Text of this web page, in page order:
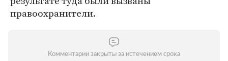
правоохранители.
Комментарии закрыты за истечением срока